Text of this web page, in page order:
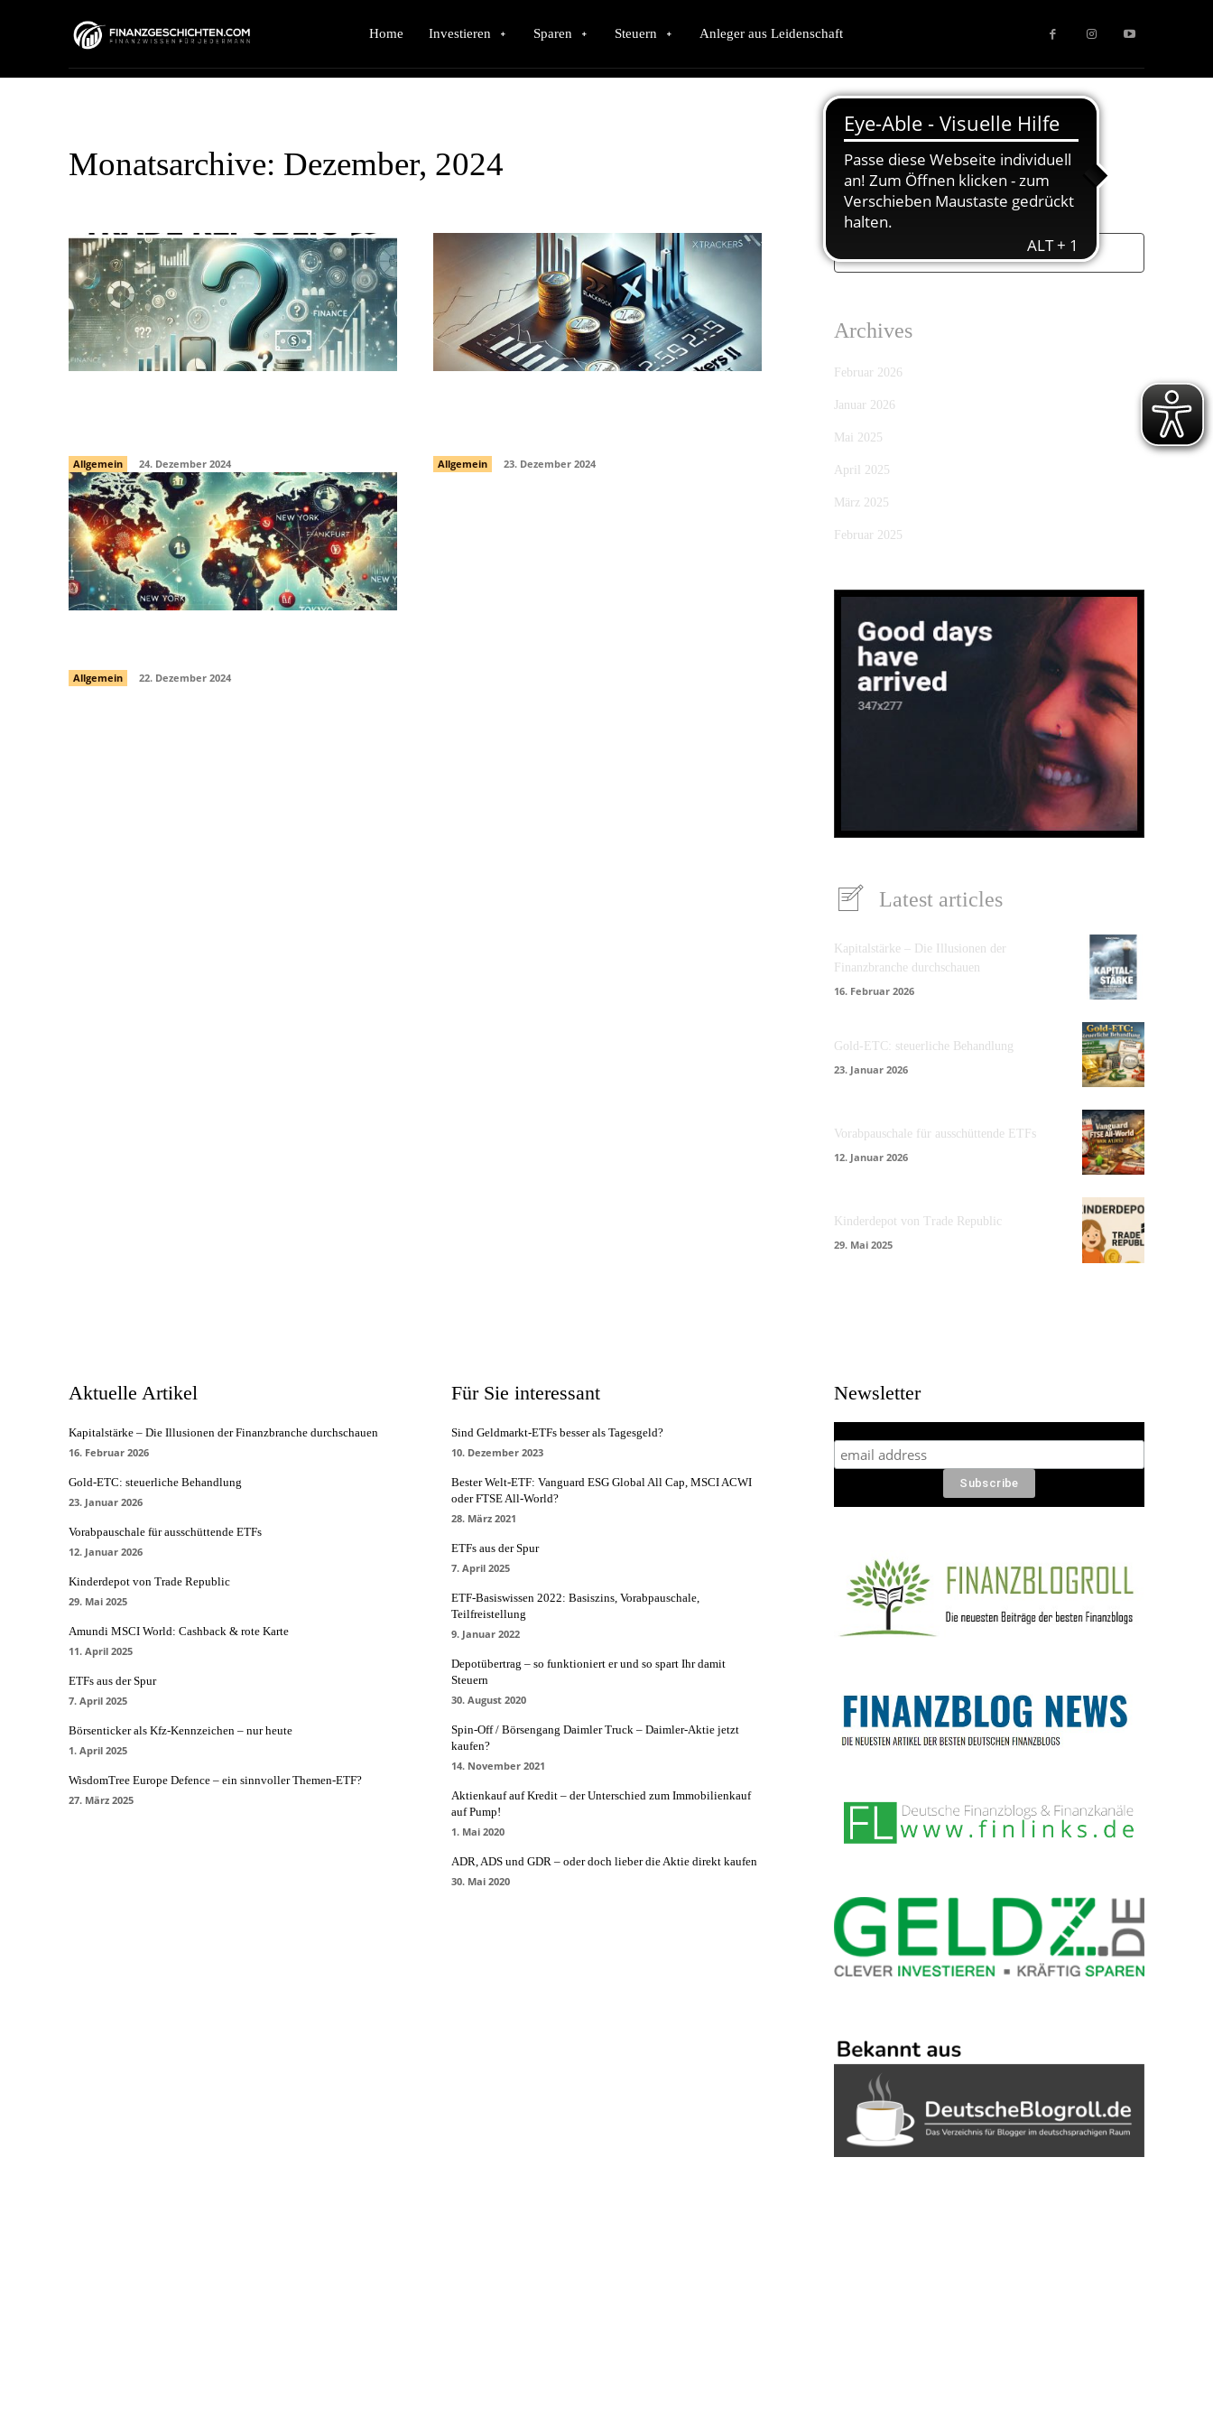
Home Investieren Sparen Steuern Anleger aus Leidenschaft
Monatsarchive: Dezember, 2024
Allgemein 24. Dezember 2024 Allgemein 23. Dezember 2024
Allgemein 22. Dezember 2024
Archives
Februar 2026
Januar 2026
Mai 2025
April 2025
März 2025
Februar 2025
Latest articles
Kapitalstärke – Die Illusionen der
Finanzbranche durchschauen
16. Februar 2026
Gold-ETC: steuerliche Behandlung
23. Januar 2026
Vorabpauschale für ausschüttende ETFs
12. Januar 2026
Kinderdepot von Trade Republic
29. Mai 2025
Aktuelle Artikel
Kapitalstärke – Die Illusionen der Finanzbranche durchschauen
16. Februar 2026
Gold-ETC: steuerliche Behandlung
23. Januar 2026
Vorabpauschale für ausschüttende ETFs
12. Januar 2026
Kinderdepot von Trade Republic
29. Mai 2025
Amundi MSCI World: Cashback & rote Karte
11. April 2025
ETFs aus der Spur
7. April 2025
Börsenticker als Kfz-Kennzeichen – nur heute
1. April 2025
WisdomTree Europe Defence – ein sinnvoller Themen-ETF?
27. März 2025
Für Sie interessant
Sind Geldmarkt-ETFs besser als Tagesgeld?
10. Dezember 2023
Bester Welt-ETF: Vanguard ESG Global All Cap, MSCI ACWI
oder FTSE All-World?
28. März 2021
ETFs aus der Spur
7. April 2025
ETF-Basiswissen 2022: Basiszins, Vorabpauschale,
Teilfreistellung
9. Januar 2022
Depotübertrag – so funktioniert er und so spart Ihr damit
Steuern
30. August 2020
Spin-Off / Börsengang Daimler Truck – Daimler-Aktie jetzt
kaufen?
14. November 2021
Aktienkauf auf Kredit – der Unterschied zum Immobilienkauf
auf Pump!
1. Mai 2020
ADR, ADS und GDR – oder doch lieber die Aktie direkt kaufen
30. Mai 2020
Newsletter